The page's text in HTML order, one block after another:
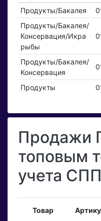
Продукты/Бакалея
Продукты/Бакалея/
Консервация/Икра
рыбы
Продукты/Бакалея/
Консервация
Продукты
Продажи
топовым
учета СПП
Товар